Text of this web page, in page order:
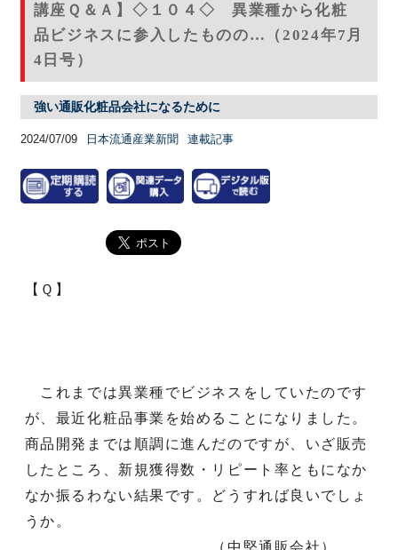
講座Ｑ＆Ａ】◇１０４◇ 異業種から化粧
品ビジネスに参入したものの…（2024年7月
4日号）
強い通販化粧品会社になるために
2024/07/09 日本流通産業新聞 連載記事
【Ｑ】
これまでは異業種でビジネスをしていたのです
が、最近化粧品事業を始めることになりました。
商品開発までは順調に進んだのですが、いざ販売
したところ、新規獲得数・リピート率ともになか
なか振るわない結果です。どうすれば良いでしょ
うか。
（中堅通販会社）